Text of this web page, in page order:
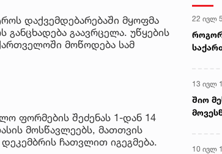
დაქვემდებარებაში მყოფმა
განცხადება გაავრცელა. უწყების
მოწოდება სამ
ფორმების შეძენას 1-დან 14
მოსწავლეებს, მათთვის
ჩათვლით იგეგმება.
22 ივლ
13 ივლ
შიო
10 ივლ